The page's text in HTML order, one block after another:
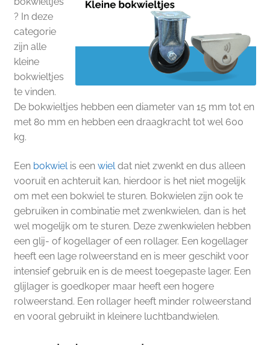
? In deze
categorie
zijn alle
kleine
bokwieltjes
te vinden.
De bokwieltjes hebben een diameter van 15 mm tot en
met 80 mm en hebben een draagkracht tot wel 600
kg.
Een bokwiel is een wiel dat niet zwenkt en dus alleen
vooruit en achteruit kan, hierdoor is het niet mogelijk
om met een bokwiel te sturen. Bokwielen zijn ook te
gebruiken in combinatie met zwenkwielen, dan is het
wel mogelijk om te sturen. Deze zwenkwielen hebben
een glij- of kogellager of een rollager. Een kogellager
heeft een lage rolweerstand en is meer geschikt voor
intensief gebruik en is de meest toegepaste lager. Een
glijlager is goedkoper maar heeft een hogere
rolweerstand. Een rollager heeft minder rolweerstand
en vooral gebruikt in kleinere luchtbandwielen.